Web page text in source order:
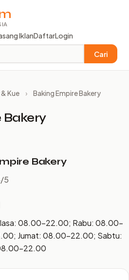
IklanDaftarLogin
Cari
Kue › Baking Empire Bakery
Bakery
Bakery
5
08.00–22.00; Rabu: 08.00–
Jumat: 08.00–22.00; Sabtu: